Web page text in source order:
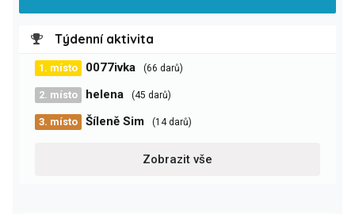
Týdenní aktivita
1. místo 0077ivka (66 darů)
2. místo helena (45 darů)
3. místo Šíleně Sim (14 darů)
Zobrazit vše